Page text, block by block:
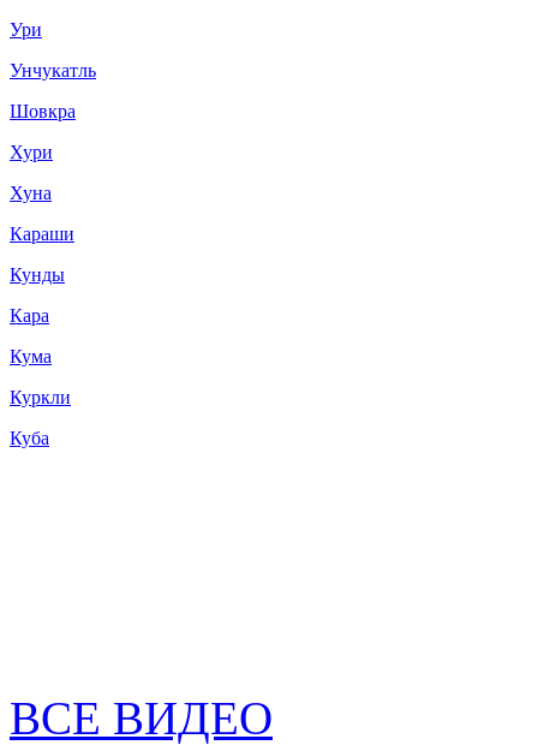
Ури
Унчукатль
Шовкра
Хури
Хуна
Караши
Кунды
Кара
Кума
Куркли
Куба
ВСЕ ВИДЕО